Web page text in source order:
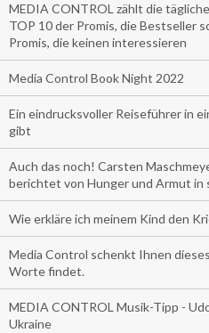
MEDIA CONTROL zählt die
TOP 10 der Promis, die Bestseller
Promis, die keinen interessieren
Media Control Book Night 2022
Ein eindrucksvoller Reiseführer in
gibt
Auch das noch! Carsten
berichtet von Hunger und Armut in
Wie erkläre ich meinem Kind den
Media Control schenkt Ihnen
Worte findet.
MEDIA CONTROL Musik-Tipp -
Ukraine